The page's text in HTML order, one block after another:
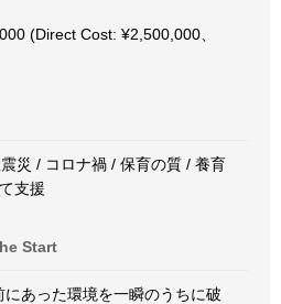
(Direct Cost: ¥2,500,000、
災 / コロナ禍 / 保育の質 / 養育
支援
Start
あった環境を一瞬のうちに破